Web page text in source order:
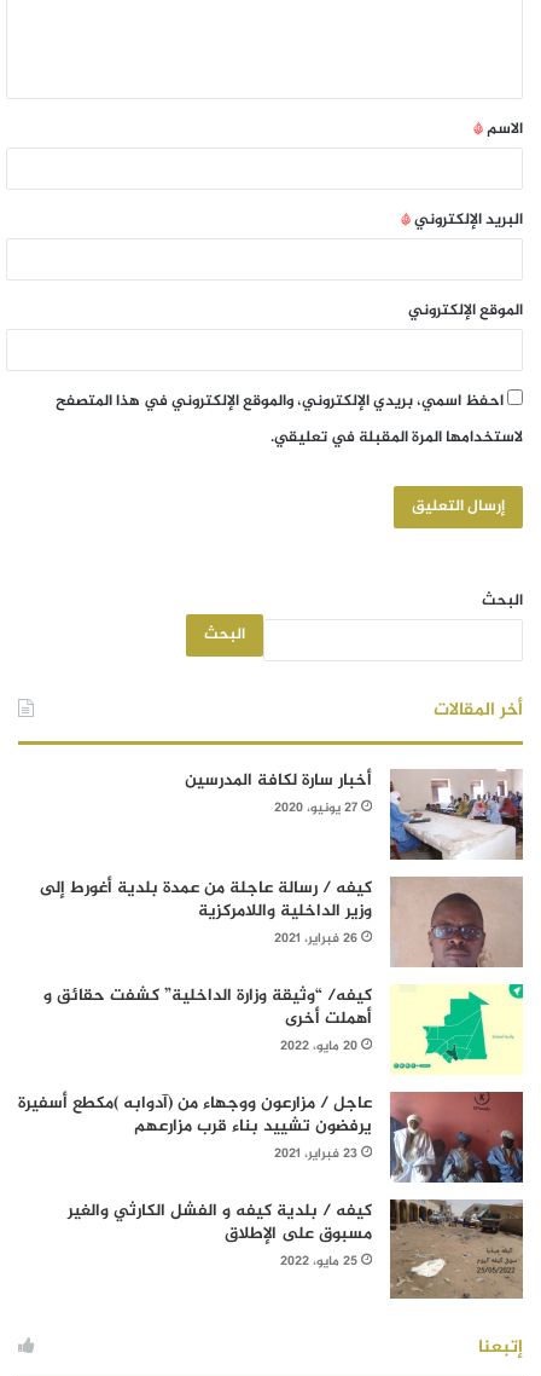
الاسم*
البريد الإلكتروني*
الموقع الإلكتروني
احفظ اسمي، بريدي الإلكتروني، والموقع الإلكتروني في هذا المتصفح
لاستخدامها المرة المقبلة في تعليقي.
البحث
البحث
أخر المقالات
أخبار سارة لكافة المدرسين
27 يونيو، 2020
كيفه / رسالة عاجلة من عمدة بلدية أغورط إلى
وزير الداخلية واللامركزية
26 فبراير، 2021
كيفه/ “وثيقة وزارة الداخلية” كشفت حقائق و
أهملت أخرى
20 مايو، 2022
عاجل / مزارعون ووجهاء من (آدوابه )مكطع أسفيرة
يرفضون تشييد بناء قرب مزارعهم
23 فبراير، 2021
كيفه / بلدية كيفه و الفشل الكارثي والغير
مسبوق على الإطلاق
25 مايو، 2022
إتبعنا